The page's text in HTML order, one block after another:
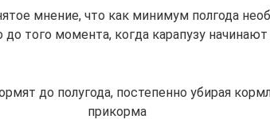
мнение, что как минимум полгода
того момента, когда карапузу
до полугода, постепенно убирая
прикорма